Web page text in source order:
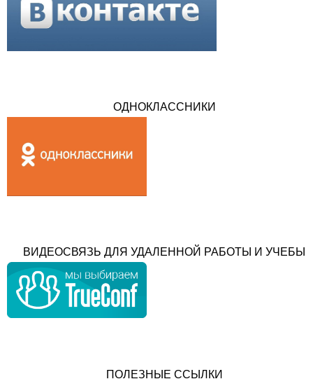
ОДНОКЛАССНИКИ
ВИДЕОСВЯЗЬ ДЛЯ УДАЛЕННОЙ РАБОТЫ И УЧЕБЫ
ПОЛЕЗНЫЕ ССЫЛКИ